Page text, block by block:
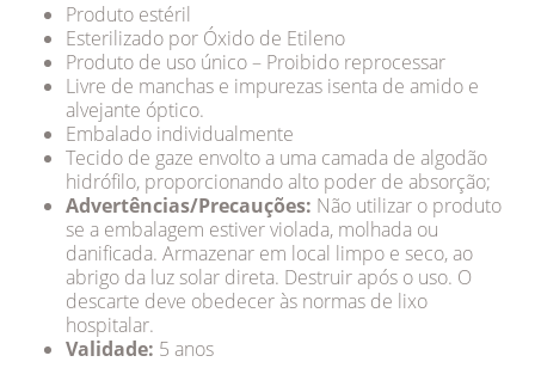
Produto estéril
Esterilizado por Óxido de Etileno
Produto de uso único – Proibido reprocessar
Livre de manchas e impurezas isenta de amido e
alvejante óptico.
Embalado individualmente
Tecido de gaze envolto a uma camada de algodão
hidrófilo, proporcionando alto poder de absorção;
Advertências/Precauções: Não utilizar o produto
se a embalagem estiver violada, molhada ou
danificada. Armazenar em local limpo e seco, ao
abrigo da luz solar direta. Destruir após o uso. O
descarte deve obedecer às normas de lixo
hospitalar.
Validade: 5 anos